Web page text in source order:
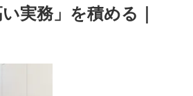
実務」を積める｜